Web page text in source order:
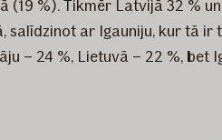
%). Tikmēr Latvijā 32 %
ar Igauniju, kur tā ir
– 24 %, Lietuvā – 22 %, bet